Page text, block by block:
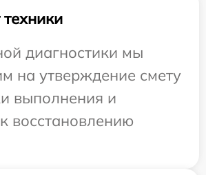
диагностики мы
на утверждение смету
выполнения и
восстановлению